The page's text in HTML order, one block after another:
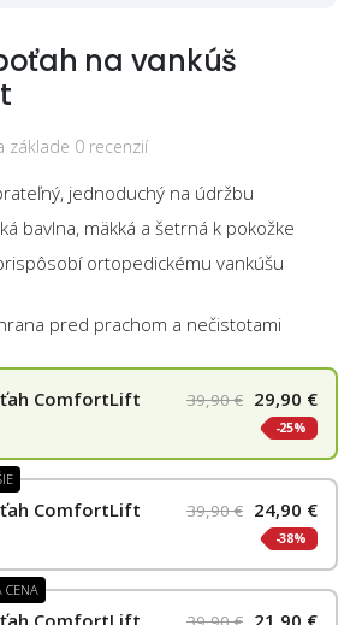
na vankúš
základe 0 recenzií
jednoduchý na údržbu
bavlna, mäkká a šetrná k pokožke
ortopedickému vankúšu
pred prachom a nečistotami
ComfortLift 39,90 € 29,90 €
25%
ComfortLift 39,90 € 24,90 €
38%
CENA
ComfortLift 21,90 €